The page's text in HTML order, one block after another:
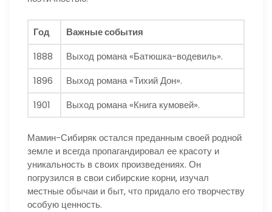
Год
Важные события
1888
Выход романа «Батюшка-водевиль».
1896
Выход романа «Тихий Дон».
1901
Выход романа «Книга кумовей».
Мамин-Сибиряк остался преданным своей родной
земле и всегда пропагандировал ее красоту и
уникальность в своих произведениях. Он
погрузился в свои сибирские корни, изучал
местные обычаи и быт, что придало его творчеству
особую ценность.